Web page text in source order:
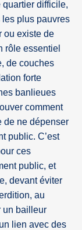
quartier difficile,
les plus pauvres
ou existe de
rôle essentiel
de couches
forte
banlieues
comment
de ne dépenser
public. C’est
ces
public, et
devant éviter
au
un bailleur
lien avec des